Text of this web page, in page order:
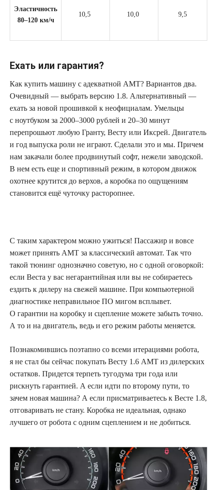
Эластичность
80–120 км/ч
10,5 10,0 9,5
Ехать или гарантия?
Как купить машину с адекватной АМТ? Вариантов два.
Очевидный — выбрать версию 1.8. Альтернативный —
ехать за новой прошивкой к неофициалам. Умельцы
с ноутбуком за 2000–3000 рублей и 20–30 минут
перепрошьют любую Гранту, Весту или Иксрей. Двигатель
и год выпуска роли не играют. Сделали это и мы. Причем
нам закачали более продвинутый софт, нежели заводской.
В нем есть еще и спортивный режим, в котором движок
охотнее крутится до верхов, а коробка по ощущениям
становится ещё чуточку расторопнее.
С таким характером можно ужиться! Пассажир и вовсе
может принять АМТ за классический автомат. Так что
такой тюнинг однозначно советую, но с одной оговоркой:
если Веста у вас негарантийная или вы не собираетесь
ездить к дилеру на свежей машине. При компьютерной
диагностике неправильное ПО мигом всплывет.
О гарантии на коробку и сцепление можете забыть точно.
А то и на двигатель, ведь и его режим работы меняется.
Познакомившись поэтапно со всеми итерациями робота,
я не стал бы сейчас покупать Весту 1.6 АМТ из дилерских
остатков. Придется терпеть тугодума три года или
рискнуть гарантией. А если идти по второму пути, то
зачем новая машина? А если присматриваетесь к Весте 1.8,
отговаривать не стану. Коробка не идеальная, однако
лучшего от робота с одним сцеплением и не добиться.